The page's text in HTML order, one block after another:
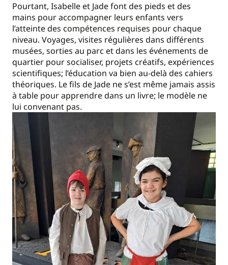
Pourtant, Isabelle et Jade font des pieds et des
mains pour accompagner leurs enfants vers
l’atteinte des compétences requises pour chaque
niveau. Voyages, visites régulières dans différents
musées, sorties au parc et dans les événements de
quartier pour socialiser, projets créatifs, expériences
scientifiques; l’éducation va bien au-delà des cahiers
théoriques. Le fils de Jade ne s’est même jamais assis
à table pour apprendre dans un livre; le modèle ne
lui convenant pas.